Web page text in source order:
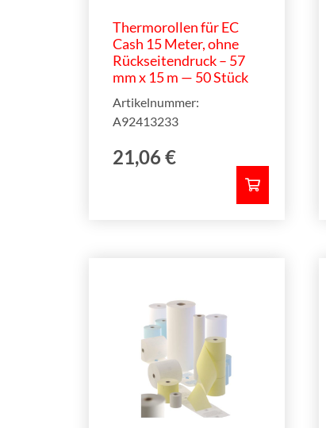
Thermorollen für EC
Cash 15 Meter, ohne
Rückseitendruck – 57
mm x 15 m — 50 Stück
21,06 €
Artikelnummer:
A92413233